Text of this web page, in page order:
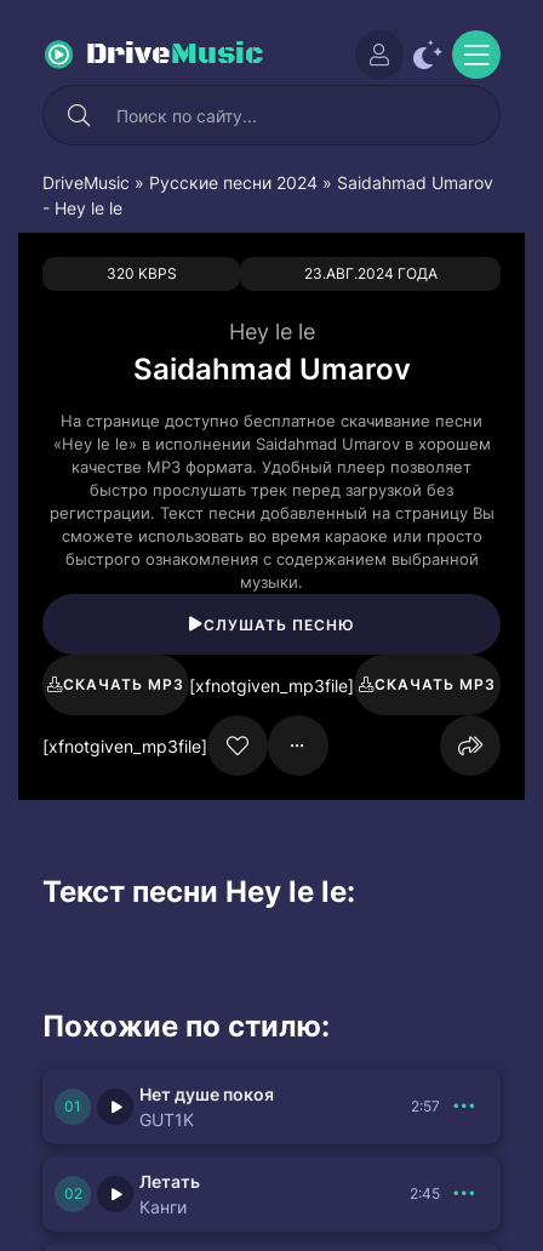
DriveMusic
DriveMusic » Русские песни 2024 » Saidahmad Umarov
- Hey le le
320 KBPS 23.АВГ.2024 ГОДА
0 0
Hey le le
Saidahmad Umarov
На странице доступно бесплатное скачивание песни
«Hey le le» в исполнении Saidahmad Umarov в хорошем
качестве MP3 формата. Удобный плеер позволяет
быстро прослушать трек перед загрузкой без
регистрации. Текст песни добавленный на страницу Вы
сможете использовать во время караоке или просто
быстрого ознакомления с содержанием выбранной
музыки.
СЛУШАТЬ ПЕСНЮ
СКАЧАТЬ MP3 [xfnotgiven_mp3file] СКАЧАТЬ MP3
[xfnotgiven_mp3file]
Текст песни Hey le le:
Похожие по стилю:
Нет душе покоя
GUT1K
2:57
Летать
Канги
2:45